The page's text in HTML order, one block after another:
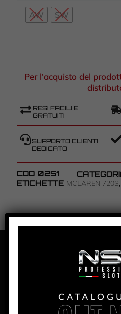
AW SW
Per l'acquisto del
RESI FACILI E
GRATUITI
SUPPORTO CLIENTI
DEDICATO
COD 0251
ETICHETTE MCLAREN 720S,
PANORAMICA
MCLAREN 720S –
PRODUZIONE:2022